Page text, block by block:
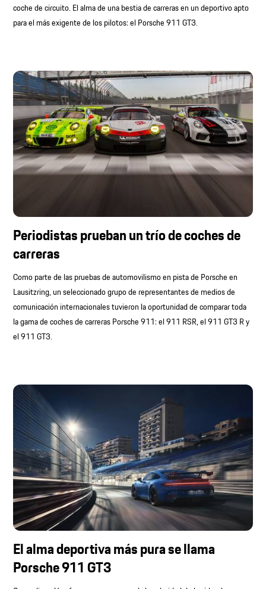
coche de circuito. El alma de una bestia de carreras en un deportivo apto
para el más exigente de los pilotos: el Porsche 911 GT3.
Periodistas prueban un trío de coches de
carreras
Como parte de las pruebas de automovilismo en pista de Porsche en
Lausitzring, un seleccionado grupo de representantes de medios de
comunicación internacionales tuvieron la oportunidad de comparar toda
la gama de coches de carreras Porsche 911: el 911 RSR, el 911 GT3 R y
el 911 GT3.
El alma deportiva más pura se llama
Porsche 911 GT3